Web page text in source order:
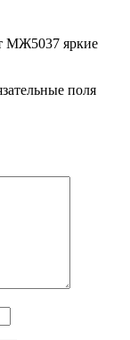
МЖ5037 яркие
поля